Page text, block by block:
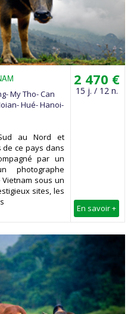
2 470 €
15 j. / 12 n.
En savoir +
My Tho- Can
Hué- Hanoi-
au Nord et
ce pays dans
par un
sous un
sites, les